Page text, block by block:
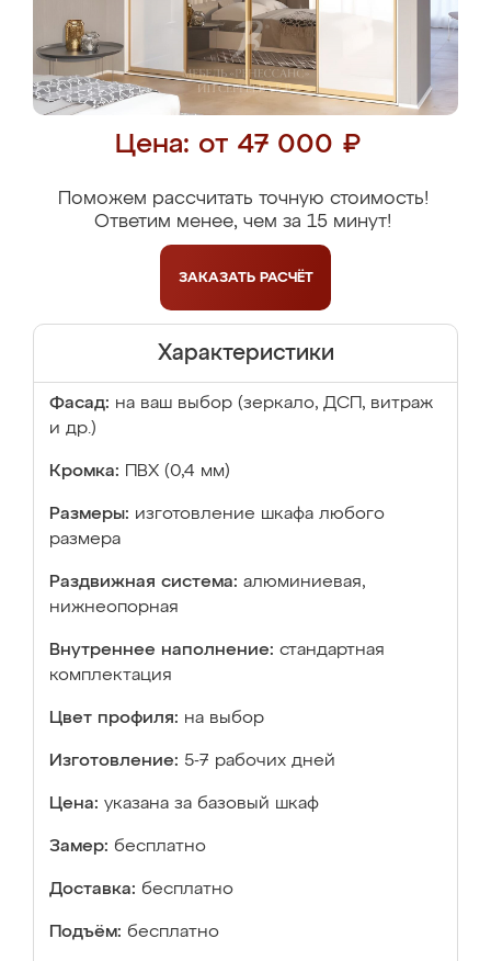
Цена: от 47 000 ₽
Поможем рассчитать точную стоимость!
Ответим менее, чем за 15 минут!
ЗАКАЗАТЬ РАСЧЁТ
Характеристики
Фасад: на ваш выбор (зеркало, ДСП, витраж
и др.)
Кромка: ПВХ (0,4 мм)
Размеры: изготовление шкафа любого
размера
Раздвижная система: алюминиевая,
нижнеопорная
Внутреннее наполнение: стандартная
комплектация
Цвет профиля: на выбор
Изготовление: 5-7 рабочих дней
Цена: указана за базовый шкаф
Замер: бесплатно
Доставка: бесплатно
Подъём: бесплатно